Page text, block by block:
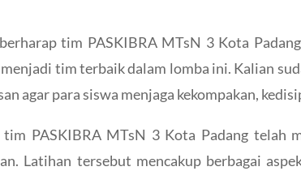
tim PASKIBRA MTsN 3 Kota
tim terbaik dalam lomba ini. Kalian
agar para siswa menjaga kekompakan,
tim PASKIBRA MTsN 3 Kota Padang
Latihan tersebut mencakup berbagai